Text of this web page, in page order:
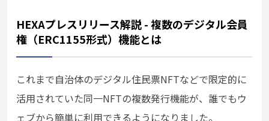
HEXAプレスリリース解説 - 複数のデジタル会員
権（ERC1155形式）機能とは
これまで自治体のデジタル住民票NFTなどで限定的に
活用されていた同一NFTの複数発行機能が、誰でもウ
ェブから簡単に利用できるようになりました。